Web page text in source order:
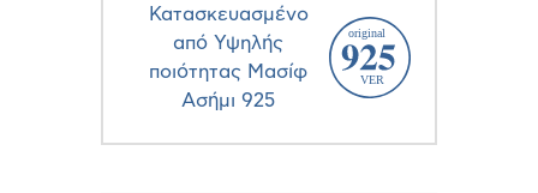
Κατασκευασμένο
από Υψηλής
ποιότητας Μασίφ
Ασήμι 925